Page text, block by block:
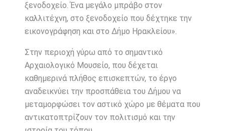
ξενοδοχείο. Ένα μεγάλο μπράβο στον
καλλιτέχνη, στο ξενοδοχείο που δέχτηκε την
εικονογράφηση και στο Δήμο Ηρακλείου».
Στην περιοχή γύρω από το σημαντικό
Αρχαιολογικό Μουσείο, που δέχεται
καθημερινά πλήθος επισκεπτών, το έργο
αναδεικνύει την προσπάθεια του Δήμου να
μεταμορφώσει τον αστικό χώρο με θέματα που
αντικατοπτρίζουν τον πολιτισμό και την